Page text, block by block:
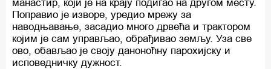
манастир, који је на крају подигао на другом месту.
Поправио је изворе, уредио мрежу за
наводњавање, засадио много дрвећа и трактором
којим је сам управљао, обрађивао земљу. Уза све
ово, обављао је своју даноноћну парохијску и
исповедничку дужност.